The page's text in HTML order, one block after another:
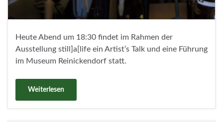
Heute Abend um 18:30 findet im Rahmen der
Ausstellung still]a[life ein Artist’s Talk und eine Führung
im Museum Reinickendorf statt.
Weiterlesen